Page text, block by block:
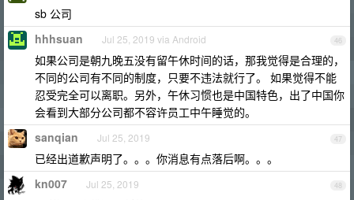
sb 公司
46
hhhsuan Jul 25, 2019 via Android
如果公司是朝九晚五没有留午休时间的话，那我觉得是合理的，
不同的公司有不同的制度，只要不违法就行了。 如果觉得不能
忍受完全可以离职。另外，午休习惯也是中国特色，出了中国你
会看到大部分公司都不容许员工中午睡觉的。
47
sanqian Jul 25, 2019
已经出道歉声明了。。。你消息有点落后啊。。。
48
kn007 Jul 25, 2019